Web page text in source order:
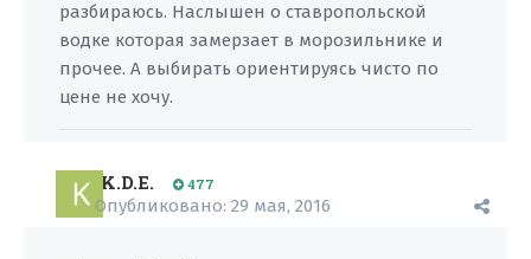
разбираюсь. Наслышен о ставропольской
водке которая замерзает в морозильнике и
прочее. А выбирать ориентируясь чисто по
цене не хочу.
K.D.E. 477
Опубликовано: 29 мая, 2016